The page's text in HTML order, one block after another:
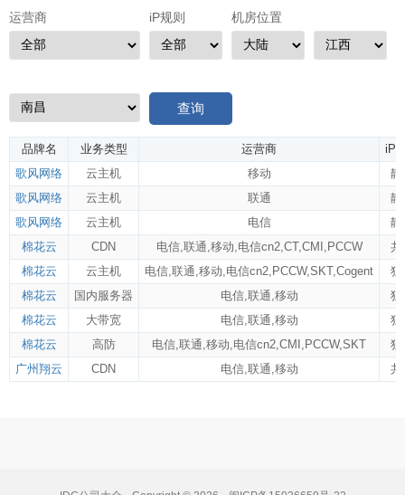
运营商 iP规则 机房位置
查询
品牌名 业务类型 运营商
iP
歌风网络
云主机 移动
静
歌风网络
云主机 联通
静
歌风网络
云主机 电信
静
棉花云
CDN 电信,联通,移动,电信cn2,CT,CMI , PCCW
共
棉花云
云主机 电信,联通,移动,电信cn2, PCCW,SKT,Cogent
独
棉花云
国内服务器 电信,联通,移动
独
棉花云
大带宽 电信,联通,移动
独
棉花云
高防 电信,联通,移动,电信cn2,CMI , PCCW,SKT
独
广州翔云
CDN 电信,联通,移动 共